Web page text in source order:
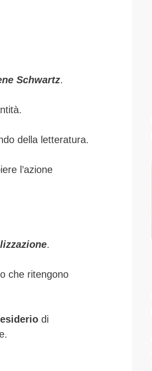
Schwartz.
della letteratura.
l’azione
.
che ritengono
di